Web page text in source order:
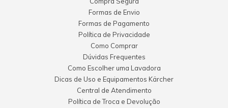
Formas de Envio
Formas de Pagamento
Política de Privacidade
Como Comprar
Dúvidas Frequentes
Como Escolher uma Lavadora
Dicas de Uso e Equipamentos Kärcher
Central de Atendimento
Política de Troca e Devolução